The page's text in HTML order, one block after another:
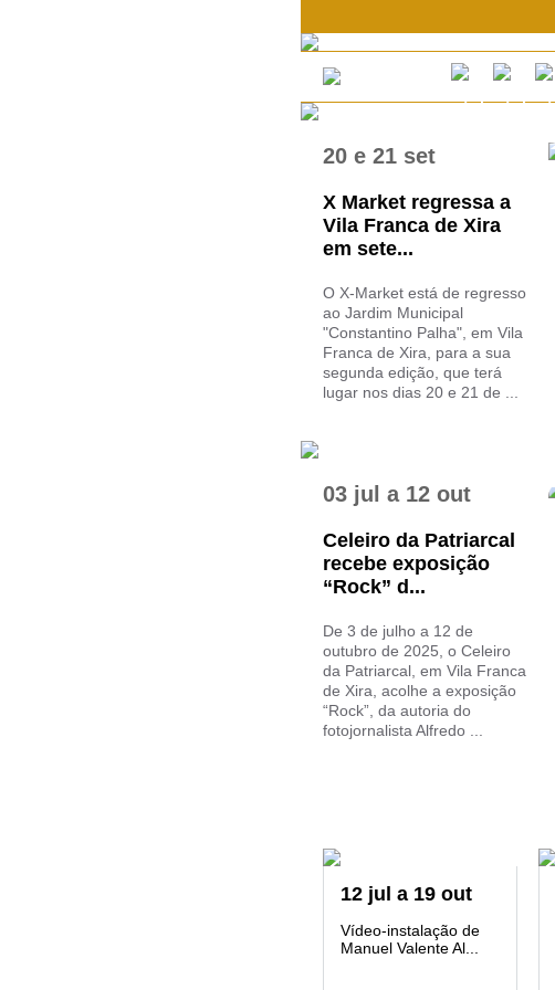
20 e 21 set
X Market regressa a
Vila Franca de Xira
em sete...
O X-Market está de regresso
ao Jardim Municipal
"Constantino Palha", em Vila
Franca de Xira, para a sua
segunda edição, que terá
lugar nos dias 20 e 21 de ...
03 jul a12 out
Celeiro da Patriarcal
recebe exposição
“Rock” d...
De 3 de julho a 12 de
outubro de 2025, o Celeiro
da Patriarcal, em Vila Franca
de Xira, acolhe a exposição
“Rock”, da autoria do
fotojornalista Alfredo ...
12 jul a 19 out
Vídeo-instalação de
Manuel Valente Al...